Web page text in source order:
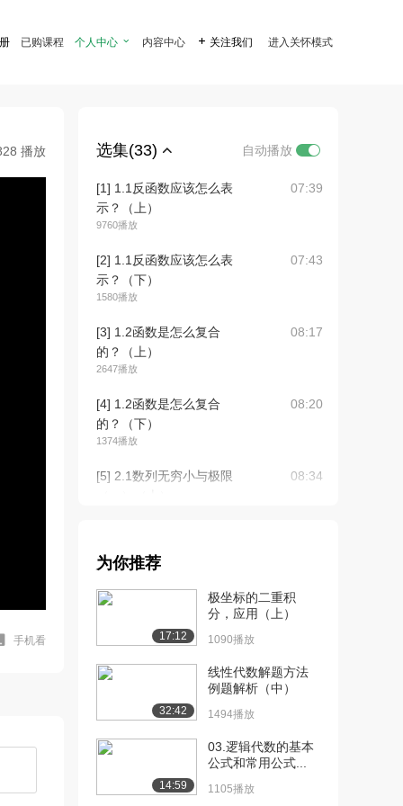
已购课程 个人中心  内容中心  关注我们 进入关怀模式
播放
手机看
选集(33) 自动播放
[1] 1.1反函数应该怎么表
示？（上）
9760播放
07:39
[2] 1.1反函数应该怎么表
示？（下）
1580播放
07:43
[3] 1.2函数是怎么复合
的？（上）
2647播放
08:17
[4] 1.2函数是怎么复合
的？（下）
1374播放
08:20
[5] 2.1数列无穷小与极限
08:34
（一）（下）
[7] 2.1数列无穷小与极限
（二）（上）
[8] 2.1数列无穷小与极限
（二）（下）
[9] 2.2函数无穷小与极限
（三）（上）
10:08
为你推荐
17:12
极坐标的二重积
分，应用（上）
1090播放
32:42
线性代数解题方法
例题解析（中）
1494播放
14:59
03.逻辑代数的基本
公式和常用公式...
1105播放